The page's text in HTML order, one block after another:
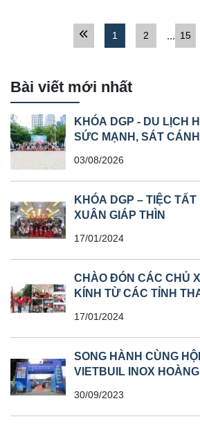
1 2 ... 15
Bài viết mới nhất
KHÓA DGP - DU LỊCH
SỨC MẠNH, SÁT
03/08/2026
KHÓA DGP – TIỆC
XUÂN GIÁP THÌN
17/01/2024
CHÀO ĐÓN CÁC CHỦ
KÍNH TỪ CÁC TỈNH
17/01/2024
SONG HÀNH CÙNG
VIETBUIL INOX
30/09/2023